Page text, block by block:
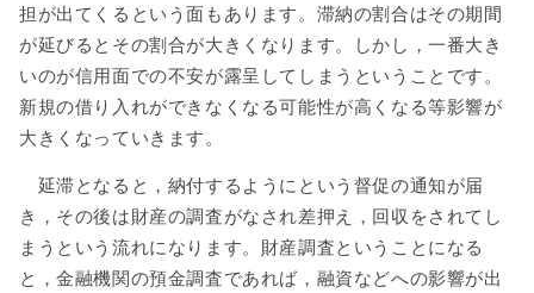
担が出てくるという面もあります。滞納の割合はその期間
が延びるとその割合が大きくなります。しかし，一番大き
いのが信用面での不安が露呈してしまうということです。
新規の借り入れができなくなる可能性が高くなる等影響が
大きくなっていきます。
延滞となると，納付するようにという督促の通知が届
き，その後は財産の調査がなされ差押え，回収をされてし
まうという流れになります。財産調査ということになる
と，金融機関の預金調査であれば，融資などへの影響が出